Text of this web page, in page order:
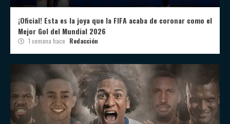
¡Oficial! Esta es la joya que la FIFA acaba de coronar como el
Mejor Gol del Mundial 2026
1 semana hace Redacción